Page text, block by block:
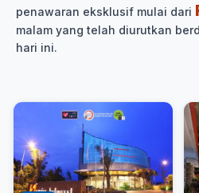
penawaran eksklusif mulai dari
malam yang telah diurutkan
hari ini.